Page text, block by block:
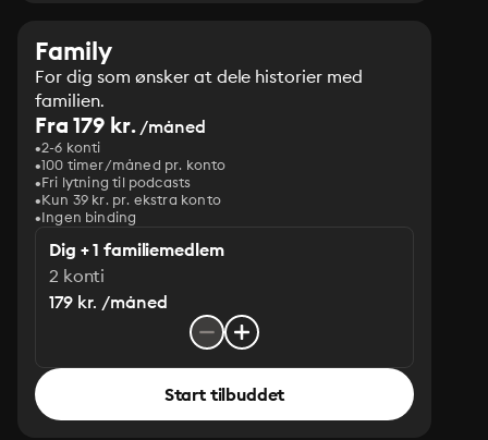
Family
For dig som ønsker at dele historier med
familien.
Fra 179 kr./måned
2-6 konti
100 timer/måned pr. konto
Fri lytning til podcasts
Kun 39 kr. pr. ekstra konto
Ingen binding
Dig + 1 familiemedlem
2 konti
179 kr. /måned
Start tilbuddet